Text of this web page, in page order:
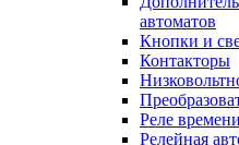
автоматов
Кнопки и
Контакторы
Реле времени
Релейная